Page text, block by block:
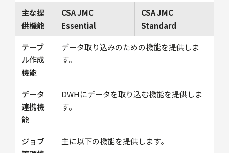
主な提
供機能
CSA JMC
Essential
CSA JMC
Standard
テーブ
ル作成
機能
データ取り込みのための機能を提供しま
す。
データ
連携機
能
DWHにデータを取り込む機能を提供しま
す。
ジョブ
主に以下の機能を提供します。